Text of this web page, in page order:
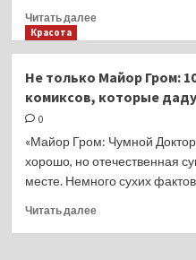
трагедии
Читать далееПрочитать
дня:
Тимоти
Кайли
Дженнер
встречаются
Красота
Не только Майор Гром:
комиксов, которые
0
«Майор Гром: Чумной
хорошо, но отечественная
месте. Немного сухих
Читать далееПрочитать